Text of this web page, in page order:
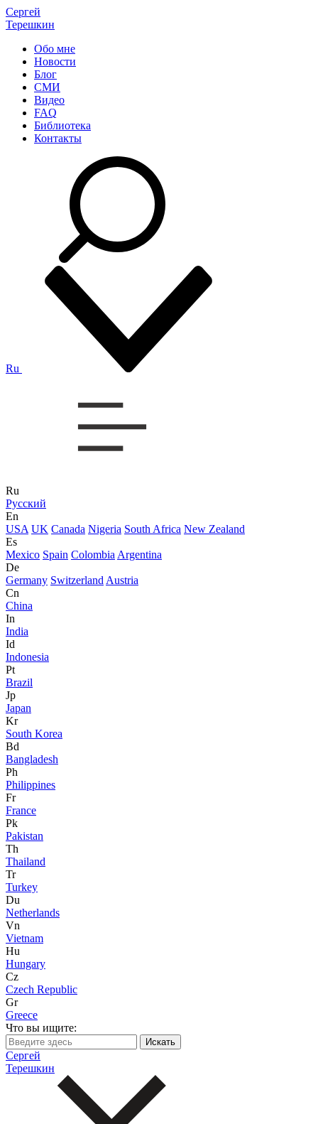
Сергей
Терешкин
Обо мне
Новости
Блог
СМИ
Видео
FAQ
Библиотека
Контакты
Ru
Ru
Русский
En
USA UK Canada Nigeria South Africa New Zealand
Es
Mexico Spain Colombia Argentina
De
Germany Switzerland Austria
Cn
China
In
India
Id
Indonesia
Pt
Brazil
Jp
Japan
Kr
South Korea
Bd
Bangladesh
Ph
Philippines
Fr
France
Pk
Pakistan
Th
Thailand
Tr
Turkey
Du
Netherlands
Vn
Vietnam
Hu
Hungary
Cz
Czech Republic
Gr
Greece
Что вы ищите:
Сергей
Терешкин